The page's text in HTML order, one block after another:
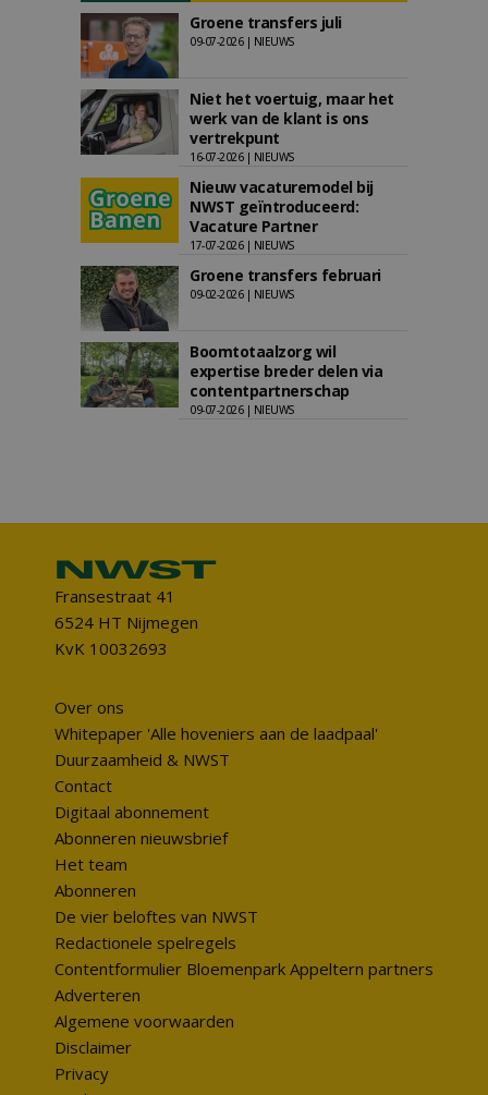
Groene transfers juli
09-07-2026 | NIEUWS
Niet het voertuig, maar het
werk van de klant is ons
vertrekpunt
16-07-2026 | NIEUWS
Nieuw vacaturemodel bij
NWST geïntroduceerd:
Vacature Partner
17-07-2026 | NIEUWS
Groene transfers februari
09-02-2026 | NIEUWS
Boomtotaalzorg wil
expertise breder delen via
contentpartnerschap
09-07-2026 | NIEUWS
Fransestraat 41
6524 HT Nijmegen
KvK 10032693
Over ons
Whitepaper 'Alle hoveniers aan de laadpaal'
Duurzaamheid & NWST
Contact
Digitaal abonnement
Abonneren nieuwsbrief
Het team
Abonneren
De vier beloftes van NWST
Redactionele spelregels
Contentformulier Bloemenpark Appeltern partners
Adverteren
Algemene voorwaarden
Disclaimer
Privacy